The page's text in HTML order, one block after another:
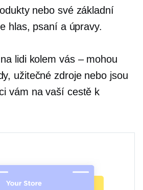
nebo své základní
hlas, psaní a úpravy.
lidi kolem vás – mohou
užitečné zdroje nebo jsou
vám na vaší cestě k